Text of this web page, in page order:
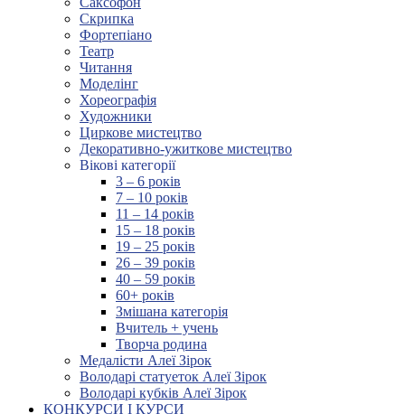
Скрипка
Фортепіано
Театр
Читання
Моделінг
Хореографія
Художники
Циркове мистецтво
Декоративно-ужиткове мистецтво
Вікові категорії
3 – 6 років
7 – 10 років
11 – 14 років
15 – 18 років
19 – 25 років
26 – 39 років
40 – 59 років
60+ років
Змішана категорія
Вчитель + учень
Творча родина
Медалісти Алеї Зірок
Володарі статуеток Алеї Зірок
Володарі кубків Алеї Зірок
КОНКУРСИ І КУРСИ